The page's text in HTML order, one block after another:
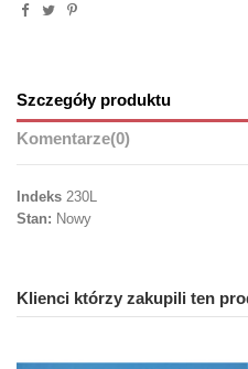
Szczegóły produktu
Komentarze(0)
Indeks 230L
Stan: Nowy
Klienci którzy zakupili ten